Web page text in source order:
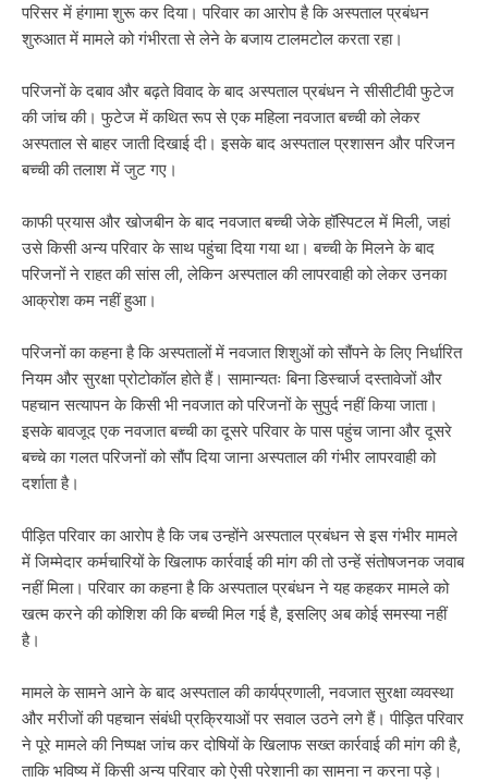
परिसर में हंगामा शुरू कर दिया। परिवार का आरोप है कि अस्पताल प्रबंधन
शुरुआत में मामले को गंभीरता से लेने के बजाय टालमटोल करता रहा।
परिजनों के दबाव और बढ़ते विवाद के बाद अस्पताल प्रबंधन ने सीसीटीवी फुटेज
की जांच की। फुटेज में कथित रूप से एक महिला नवजात बच्ची को लेकर
अस्पताल से बाहर जाती दिखाई दी। इसके बाद अस्पताल प्रशासन और परिजन
बच्ची की तलाश में जुट गए।
काफी प्रयास और खोजबीन के बाद नवजात बच्ची जेके हॉस्पिटल में मिली, जहां
उसे किसी अन्य परिवार के साथ पहुंचा दिया गया था। बच्ची के मिलने के बाद
परिजनों ने राहत की सांस ली, लेकिन अस्पताल की लापरवाही को लेकर उनका
आक्रोश कम नहीं हुआ।
परिजनों का कहना है कि अस्पतालों में नवजात शिशुओं को सौंपने के लिए निर्धारित
नियम और सुरक्षा प्रोटोकॉल होते हैं। सामान्यतः बिना डिस्चार्ज दस्तावेजों और
पहचान सत्यापन के किसी भी नवजात को परिजनों के सुपुर्द नहीं किया जाता।
इसके बावजूद एक नवजात बच्ची का दूसरे परिवार के पास पहुंच जाना और दूसरे
बच्चे का गलत परिजनों को सौंप दिया जाना अस्पताल की गंभीर लापरवाही को
दर्शाता है।
पीड़ित परिवार का आरोप है कि जब उन्होंने अस्पताल प्रबंधन से इस गंभीर मामले
में जिम्मेदार कर्मचारियों के खिलाफ कार्रवाई की मांग की तो उन्हें संतोषजनक जवाब
नहीं मिला। परिवार का कहना है कि अस्पताल प्रबंधन ने यह कहकर मामले को
खत्म करने की कोशिश की कि बच्ची मिल गई है, इसलिए अब कोई समस्या नहीं
है।
मामले के सामने आने के बाद अस्पताल की कार्यप्रणाली, नवजात सुरक्षा व्यवस्था
और मरीजों की पहचान संबंधी प्रक्रियाओं पर सवाल उठने लगे हैं। पीड़ित परिवार
ने पूरे मामले की निष्पक्ष जांच कर दोषियों के खिलाफ सख्त कार्रवाई की मांग की है,
ताकि भविष्य में किसी अन्य परिवार को ऐसी परेशानी का सामना न करना पड़े।